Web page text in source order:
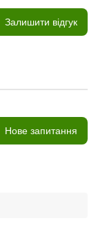
Залишити відгук
Нове запитання